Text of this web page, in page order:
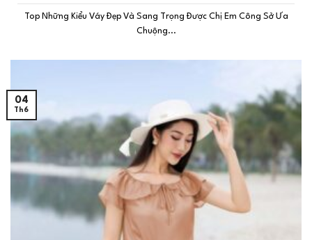
Top Những Kiểu Váy Đẹp Và Sang Trọng Được Chị Em Công Sở Ưa
Chuộng...
04
Th6